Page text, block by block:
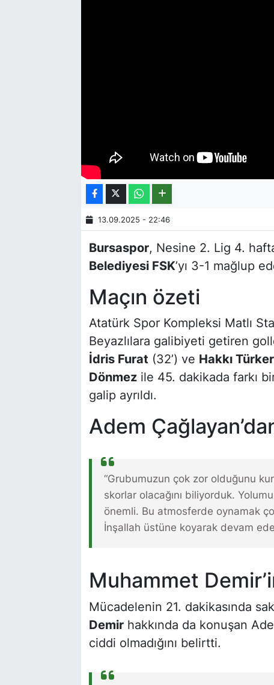
13.09.2025 - 22:46
Bursaspor, Nesine 2. Lig 4.
Belediyesi FSK’yı 3-1 mağlup
Maçın özeti
Atatürk Spor Kompleksi Matlı
Beyazlılara galibiyeti getiren
İdris Furat (32’) ve Hakkı Türker
Dönmezile 45. dakikada farkı
galip ayrıldı.
Adem
“Grubumuzun çok zor olduğunu
skorlar olacağını biliyorduk.
önemli. Bu atmosferde oynamak
İnşallah üstüne koyarak devam
Muhammet
Mücadelenin 21. dakikasında
Demirhakkında da konuşan
ciddi olmadığını belirtti.